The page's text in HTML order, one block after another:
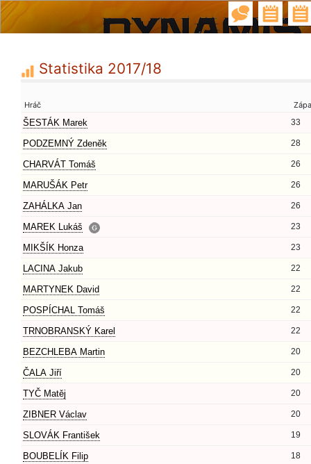
Statistika 2017/18
Hráč
ŠESTÁK Marek 33
PODZEMNÝ Zdeněk 28
CHARVÁT Tomáš 26
MARUŠÁK Petr 26
ZAHÁLKA Jan 26
MAREK Lukáš 23
MIKŠÍK Honza 23
LACINA Jakub 22
MARTYNEK David 22
POSPÍCHAL Tomáš 22
TRNOBRANSKÝ Karel 22
BEZCHLEBA Martin 20
ČALA Jiří 20
TYČ Matěj 20
ZIBNER Václav 20
SLOVÁK František 19
BOUBELÍK Filip 18